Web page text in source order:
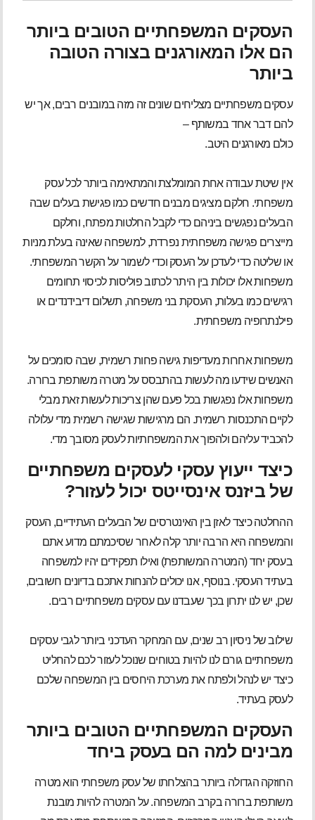
העסקים המשפחתיים הטובים ביותר
הם אלו המאורגנים בצורה הטובה
ביותר
עסקים משפחתיים מצליחים שונים זה מזה במובנים רבים, אך יש
להם דבר אחד במשותף –
כולם מאורגנים היטב.
אין שיטת עבודה אחת המומלצת והמתאימה ביותר לכל עסק
משפחתי. חלקם מציגים מבנים חדשים כמו פגישת בעלים שבה
הבעלים נפגשים ביניהם כדי לקבל החלטות מפתח, וחלקם
מייצרים פגישה משפחתית נפרדת, למשפחה שאינה בעלת מניות
או שליטה כדי לעדכן על העסק וכדי לשמור על הקשר המשפחתי.
משפחות אלו יכולות בין היתר לכתוב פוליסות לכיסוי תחומים
רגישים כמו בעלות, העסקת בני משפחה, תשלום דיבידנדים או
פילנתרופיה משפחתית.
משפחות אחרות מעדיפות גישה פחות רשמית, שבה סומכים על
האנשים שידעו מה לעשות בהתבסס על מטרה משותפת ברורה.
משפחות אלו נפגשות בכל פעם שהן צריכות לעשות זאת מבלי
לקיים התכנסות רשמית. הם מרגישות שגישה רשמית מדי עלולה
להכביד עליהם ולהפוך את המשפחתיות לעסק מסובך מדי.
כיצד ייעוץ עסקי לעסקים משפחתיים
של ביזנס אינסייטס יכול לעזור?
ההחלטה כיצד לאזן בין האינטרסים של הבעלים העתידיים, העסק
והמשפחה היא הרבה יותר קלה לאחר שסיכמתם מדוע אתם
בעסק יחד (המטרה המשותפת) ואילו תפקידים יהיו למשפחה
בעתיד העסקי. בנוסף, אנו יכולים להנחות אתכם בדיונים חשובים,
שכן, יש לנו יתרון בכך שעבדנו עם עסקים משפחתיים רבים.
שילוב של ניסיון רב שנים, עם המחקר העדכני ביותר לגבי עסקים
משפחתיים גורם לנו להיות בטוחים שנוכל לעזור לכם להחליט
כיצד יש לנהל ולפתח את מערכת היחסים בין המשפחה שלכם
לעסק בעתיד.
העסקים המשפחתיים הטובים ביותר
מבינים למה הם בעסק ביחד
החוזקה הגדולה ביותר בהצלחתו של עסק משפחתי הוא מטרה
משותפת ברורה בקרב המשפחה. על המטרה להיות מובנת